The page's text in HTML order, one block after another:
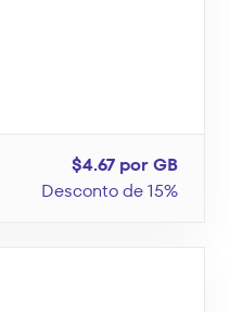
$4.67 por GB
Desconto de 15%